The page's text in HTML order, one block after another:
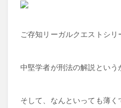
ご存知リーガルクエストシリ
中堅学者が刑法の解説という
そして、なんといっても薄く